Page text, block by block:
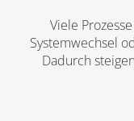
Viele
Systemwechsel
Dadurch